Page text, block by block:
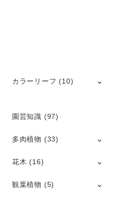
カラーリーフ (10)
園芸知識 (97)
多肉植物 (33)
花木 (16)
観葉植物 (5)